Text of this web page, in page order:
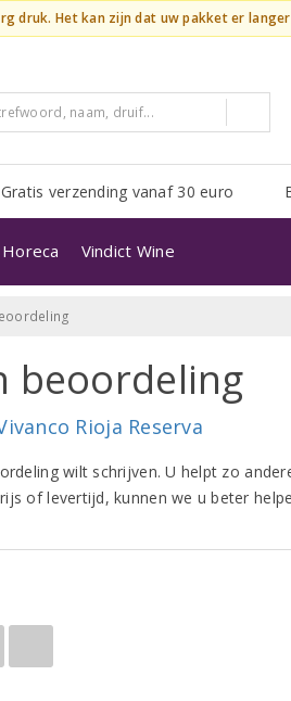
druk. Het kan zijn dat uw pakket er
Gratis verzending vanaf 30 euro
Horeca Vindict Wine
beoordeling
Rioja Reserva
wilt schrijven. U helpt zo
of levertijd, kunnen we u beter